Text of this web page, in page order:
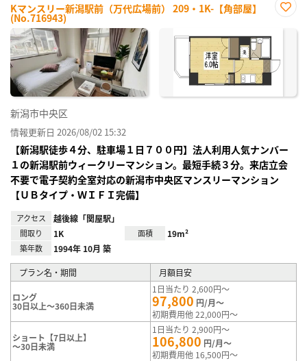
Kマンスリー新潟駅前（万代広場前） 209・1K-【角部屋】
(No.716943)
に入
新潟市中央区
情報更新日 2026/08/02 15:32
【新潟駅徒歩４分、駐車場１日７００円】法人利用人気ナンバー
１の新潟駅前ウィークリーマンション。最短手続３分。来店立会
不要で電子契約全室対応の新潟市中央区マンスリーマンション
【ＵＢタイプ・ＷＩＦＩ完備】
アクセス 越後線「関屋駅」
間取り 1K 面積 19m²
築年数 1994年 10月 築
プラン名・期間 月額目安
ロング
30日以上～360日未満
1日当たり 2,600円～
97,800 円/月～
初期費用他 22,000円～
ショート【7日以上】
～30日未満
1日当たり 2,900円～
106,800 円/月～
初期費用他 16,500円～